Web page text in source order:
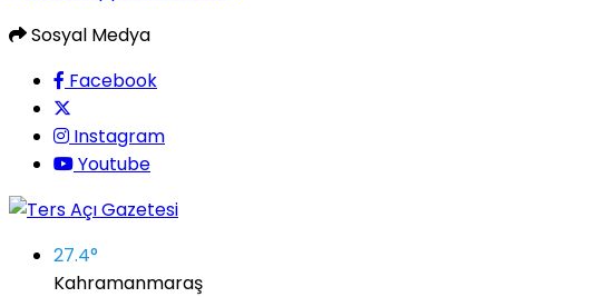
Sosyal Medya
Facebook
Instagram
Youtube
27.4°
Kahramanmaraş